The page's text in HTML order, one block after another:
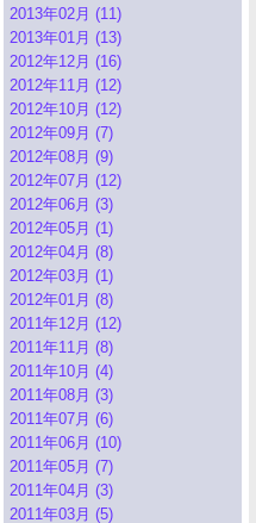
2013年02月 (11)
2013年01月 (13)
2012年12月 (16)
2012年11月 (12)
2012年10月 (12)
2012年09月 (7)
2012年08月 (9)
2012年07月 (12)
2012年06月 (3)
2012年05月 (1)
2012年04月 (8)
2012年03月 (1)
2012年01月 (8)
2011年12月 (12)
2011年11月 (8)
2011年10月 (4)
2011年08月 (3)
2011年07月 (6)
2011年06月 (10)
2011年05月 (7)
2011年04月 (3)
2011年03月 (5)